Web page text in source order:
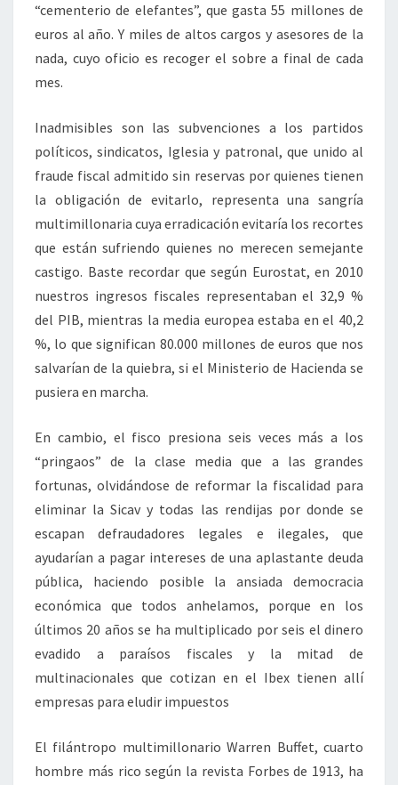
“cementerio de elefantes”, que gasta 55 millones de
euros al año. Y miles de altos cargos y asesores de la
nada, cuyo oficio es recoger el sobre a final de cada
mes.
Inadmisibles son las subvenciones a los partidos
políticos, sindicatos, Iglesia y patronal, que unido al
fraude fiscal admitido sin reservas por quienes tienen
la obligación de evitarlo, representa una sangría
multimillonaria cuya erradicación evitaría los recortes
que están sufriendo quienes no merecen semejante
castigo. Baste recordar que según Eurostat, en 2010
nuestros ingresos fiscales representaban el 32,9 %
del PIB, mientras la media europea estaba en el 40,2
%, lo que significan 80.000 millones de euros que nos
salvarían de la quiebra, si el Ministerio de Hacienda se
pusiera en marcha.
En cambio, el fisco presiona seis veces más a los
“pringaos” de la clase media que a las grandes
fortunas, olvidándose de reformar la fiscalidad para
eliminar la Sicav y todas las rendijas por donde se
escapan defraudadores legales e ilegales, que
ayudarían a pagar intereses de una aplastante deuda
pública, haciendo posible la ansiada democracia
económica que todos anhelamos, porque en los
últimos 20 años se ha multiplicado por seis el dinero
evadido a paraísos fiscales y la mitad de
multinacionales que cotizan en el Ibex tienen allí
empresas para eludir impuestos
El filántropo multimillonario Warren Buffet, cuarto
hombre más rico según la revista Forbes de 1913, ha